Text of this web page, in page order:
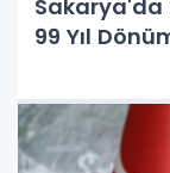
Sakarya'da
99 Yıl